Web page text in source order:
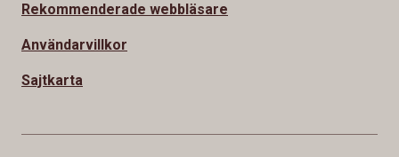
Rekommenderade webbläsare
Användarvillkor
Sajtkarta